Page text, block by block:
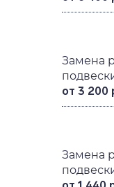
Замена
от 3 200
Замена